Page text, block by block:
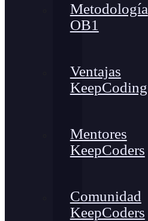
Metodología
OB1
Ventajas
KeepCoding
Mentores
KeepCoders
Comunidad
KeepCoders